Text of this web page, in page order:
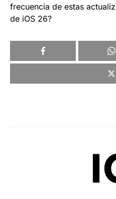
frecuencia de estas
de iOS 26?